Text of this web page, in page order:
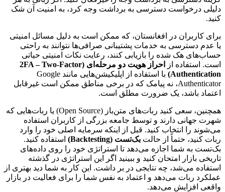
دلیلی درخواست دسترسی به برداشت وجه کرد، به امنیت آن شک
کنید.
برای کاربران در افغانستان، که ممکن است به دلیل مسائل امنیتی
یا عدم دسترسی به خدمات پشتیبانی صرافی‌ها نتوانند به راحتی
حساب‌های هک شده را بازیابی کنند، رعایت نکات امنیتی حیاتی
است. استفاده از
احراز هویت دو مرحله‌ای (2FA – Two-Factor
Authentication)
با استفاده از اپلیکیشن‌هایی مانند Google
Authenticator، نه پیامک که در برخی مناطق ممکن است غیرقابل
اعتماد باشد، یک ضرورت مطلق است.
همچنین، سعی کنید ربات‌های متن‌باز (Open Source) یا ربات‌هایی که
شهرت جهانی دارند و توسط جامعه بزرگی از کاربران استفاده
می‌شوند را انتخاب کنید. قبل از اینکه سرمایه اصلی خود را وارد
ربات کنید، حتماً از حالت بک‌تست (Backtesting)
استفاده کنید.
بک‌تست به شما اجازه می‌دهد تا استراتژی خود را روی داده‌های
تاریخی بازار امتحان کنید و ببینید اگر این استراتژی در گذشته
استفاده می‌شد، چه نتایجی در بر داشت. این کار به شما دید بهتری از
عملکرد ربات می‌دهد و اعتماد به نفس شما را برای فعالیت در بازار
واقعی افزایش می‌دهد.